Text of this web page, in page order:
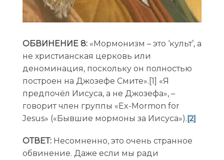
ОБВИНЕНИЕ 8:«Мормонизм – это ‘культ’, а
не христианская церковь или
деноминация, поскольку он полностью
построен на Джозефе Смите». [1] «Я
предпочёл Иисуса, а не Джозефа», –
говорит член группы «Ex-Mormon for
Jesus» («Бывшие мормоны за Иисуса»). [2]
ОТВЕТ:Несомненно, это очень странное
обвинение. Даже если мы ради